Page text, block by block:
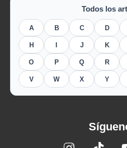
Todos los
A B C D
H J K
O P Q R
V W X Y